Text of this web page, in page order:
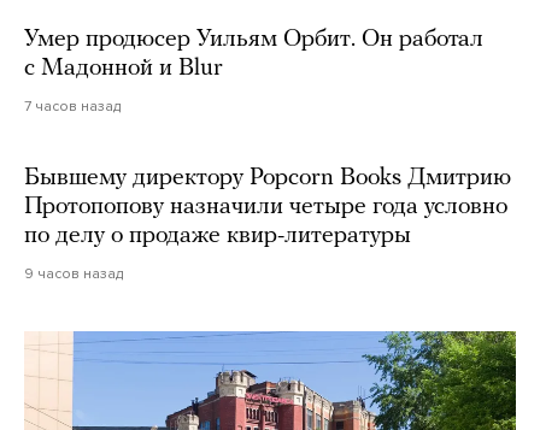
Умер продюсер Уильям Орбит. Он работал
с Мадонной и Blur
7 часов назад
Бывшему директору Popcorn Books Дмитрию
Протопопову назначили четыре года условно
по делу о продаже квир-литературы
9 часов назад